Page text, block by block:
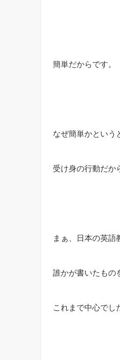
簡単だからです。
なぜ簡単かという
受け身の行動だか
まぁ、日本の英語
誰かが書いたもの
これまで中心でし